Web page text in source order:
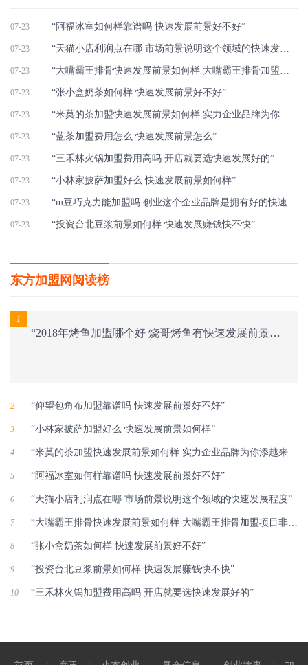
07-23 “阿福冰室如何样靠谱吗 快速发展前景好不好”
07-23 “天猫小店利润点在哪 市场前景说明这个领域的快速发展程度”
07-23 “大嘴霸王排骨快速发展前景如何样 大嘴霸王排骨加盟项目非常赚钱”
07-23 “张小盒奶茶如何样 快速发展前景好不好”
07-23 “米莫的茶加盟快速发展前景如何样 实力企业品牌为你添越来越多的金块”
07-23 “蓝茶加盟费用怎么 快速发展前景怎么”
07-23 “三禾林火锅加盟费用高吗 开店就要选快速发展好的”
07-23 “小林家披萨加盟好么 快速发展前景如何样”
07-23 “m豆巧克力能加盟吗 创业这个企业品牌是拥有好的快速发展前途”
07-23 “投资台北豆浆前景如何样 快速发展赚钱快不快”
东方加盟网阅读榜
1
“2018年烤鱼加盟哪个好 烧哥烤鱼有快速发展前景吗”
2 “仰望包角布加盟靠谱吗 快速发展前景好不好”
3 “小林家披萨加盟好么 快速发展前景如何样”
4 “米莫的茶加盟快速发展前景如何样 实力企业品牌为你添越来越多的金块”
5 “阿福冰室如何样靠谱吗 快速发展前景好不好”
6 “天猫小店利润点在哪 市场前景说明这个领域的快速发展程度”
7 “大嘴霸王排骨快速发展前景如何样 大嘴霸王排骨加盟项目非常赚钱”
8 “张小盒奶茶如何样 快速发展前景好不好”
9 “投资台北豆浆前景如何样 快速发展赚钱快不快”
10 “三禾林火锅加盟费用高吗 开店就要选快速发展好的”